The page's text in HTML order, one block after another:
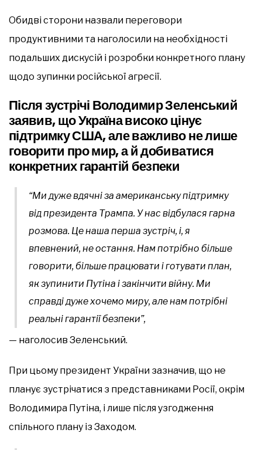
Обидві сторони назвали переговори
продуктивними та наголосили на необхідності
подальших дискусій і розробки конкретного плану
щодо зупинки російської агресії.
Після зустрічі Володимир Зеленський
заявив, що Україна високо цінує
підтримку США, але важливо не лише
говорити про мир, а й добиватися
конкретних гарантій безпеки
“Ми дуже вдячні за американську підтримку
від президента Трампа. У нас відбулася гарна
розмова. Це наша перша зустріч, і, я
впевнений, не остання. Нам потрібно більше
говорити, більше працювати і готувати план,
як зупинити Путіна і закінчити війну. Ми
справді дуже хочемо миру, але нам потрібні
реальні гарантії безпеки”,
— наголосив Зеленський.
При цьому президент України зазначив, що не
планує зустрічатися з представниками Росії, окрім
Володимира Путіна, і лише після узгодження
спільного плану із Заходом.